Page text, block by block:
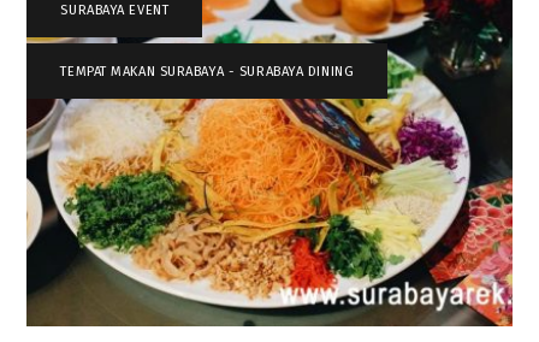
SURABAYA EVENT ,
TEMPAT MAKAN SURABAYA - SURABAYA DINING